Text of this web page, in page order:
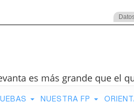
es más grande que el
NUESTRA FP